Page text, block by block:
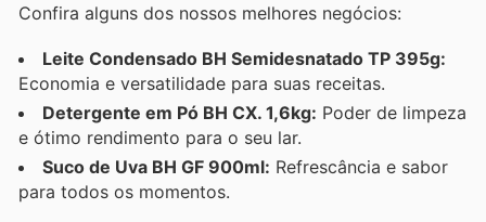
Confira alguns dos nossos melhores negócios:
Leite Condensado BH Semidesnatado TP 395g:
Economia e versatilidade para suas receitas.
Detergente em Pó BH CX. 1,6kg: Poder de limpeza
e ótimo rendimento para o seu lar.
Suco de Uva BH GF 900ml: Refrescância e sabor
para todos os momentos.